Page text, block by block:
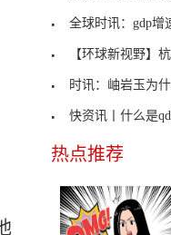
全球时讯：gdp增速
【环球新视野】杭
时讯：岫岩玉为什么
快资讯丨什么是qdii
热点推荐